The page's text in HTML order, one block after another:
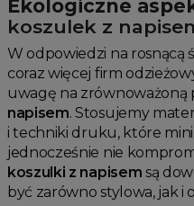
Ekologiczne
koszulek z
W odpowiedzi na rosnącą
coraz więcej firm
uwagę na zrównoważoną
napisem. Stosujemy
i techniki druku, które
jednocześnie nie
koszulki z napisem są
być zarówno stylowa, jak i